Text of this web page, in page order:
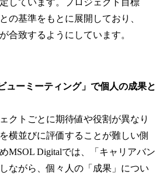
しています。プロジェクト目標
の基準をもとに展開しており、
合致するようにしています。
ューミーティング」で個人の成果と
クトごとに期待値や役割が異なり
横並びに評価することが難しい側
MSOL Digitalでは、「キャリアバン
ながら、個々人の「成果」につい